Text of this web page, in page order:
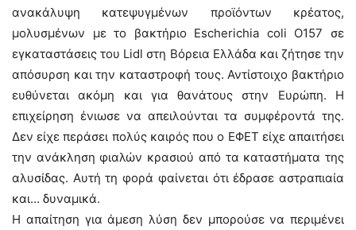
ανακάλυψη κατεψυγμένων προϊόντων κρέατος,
μολυσμένων με το βακτήριο Escherichia coli O157 σε
εγκαταστάσεις του Lidl στη Βόρεια Ελλάδα και ζήτησε την
απόσυρση και την καταστροφή τους. Αντίστοιχο βακτήριο
ευθύνεται ακόμη και για θανάτους στην Ευρώπη. Η
επιχείρηση ένιωσε να απειλούνται τα συμφέροντά της.
Δεν είχε περάσει πολύς καιρός που ο ΕΦΕΤ είχε απαιτήσει
την ανάκληση φιαλών κρασιού από τα καταστήματα της
αλυσίδας. Αυτή τη φορά φαίνεται ότι έδρασε αστραπιαία
και… δυναμικά.
Η απαίτηση για άμεση λύση δεν μπορούσε να περιμένει